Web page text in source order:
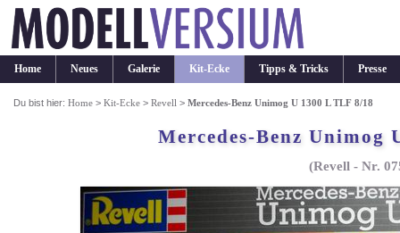
Home Neues Galerie Kit-Ecke Tipps & Tricks Presse
Du bist hier:Home >Kit-Ecke >Revell >Mercedes-Benz Unimog U 1300 L TLF 8/18
Mercedes-Benz Unimog
(Revell - Nr.